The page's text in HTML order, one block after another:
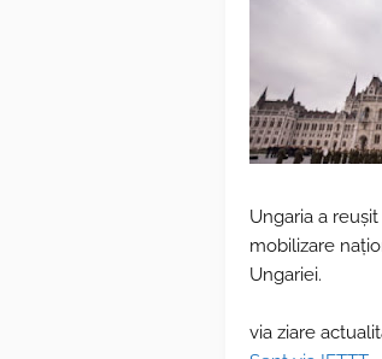
Ungaria a
mobilizare
Ungariei.
via ziare